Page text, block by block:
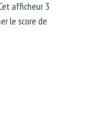
afficheur 3
le score de